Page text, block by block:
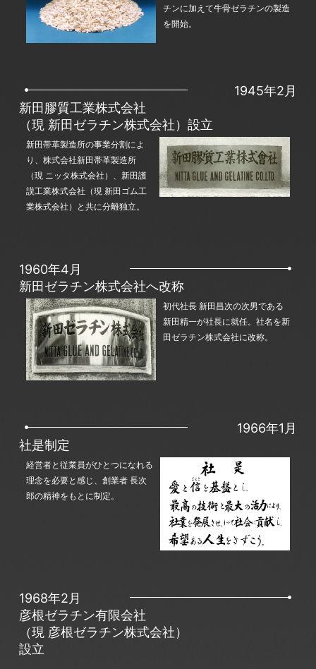
チンに加えて牛骨ゼラチンの製造
を開始。
1945年2月
新田膠質工業株式会社
（現 新田ゼラチン株式会社）設立
新田帯革製造所の事業分割によ
り、株式会社新田帯革製造所
（現 ニッタ株式会社）、新田護
謨工業株式会社（現 新田ゴム工
業株式会社）と共に分離独立。
1960年4月
新田ゼラチン株式会社へ改称
初代社長 新田昌次の次男である
新田精一が社長に就任。社名を新
田ゼラチン株式会社に改称。
1966年1月
社是制定
経営者と従業員がひとつになれる
理念を必要と感じ、創業者 長次
郎の精神をもとに制定。
1968年2月
彦根ゼラチン有限会社
（現 彦根ゼラチン株式会社）
設立